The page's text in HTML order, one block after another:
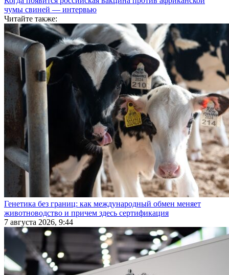
чумы свиней — интервью
Читайте также:
Генетика без границ: как международный обмен меняет
животноводство и причем здесь сертификация
7 августа 2026, 9:44